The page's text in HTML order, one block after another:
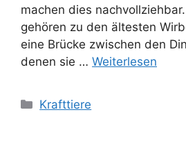
machen dies
gehören zu den ältesten
eine Brücke zwischen den
denen sie … Weiterlesen
Kategorien
Krafttiere